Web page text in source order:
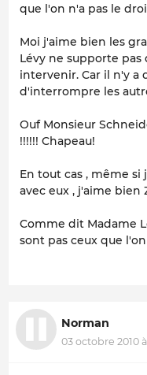
que l'on n'a pas le
Moi j'aime bien les
Lévy ne supporte
intervenir. Car il n'y
d'interrompre les
Ouf Monsieur
!!!!!! Chapeau!
En tout cas , même si
avec eux , j'aime bien
Comme dit Madame
sont pas ceux que
Norman
03 octobre 2010 à